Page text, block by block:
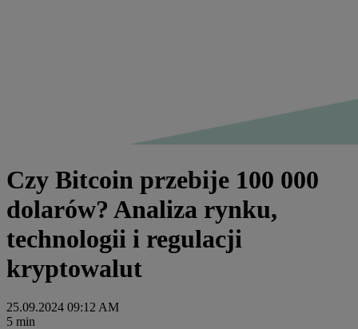
Czy Bitcoin przebije 100 000
dolarów? Analiza rynku,
technologii i regulacji
kryptowalut
25.09.2024 09:12 AM
5 min